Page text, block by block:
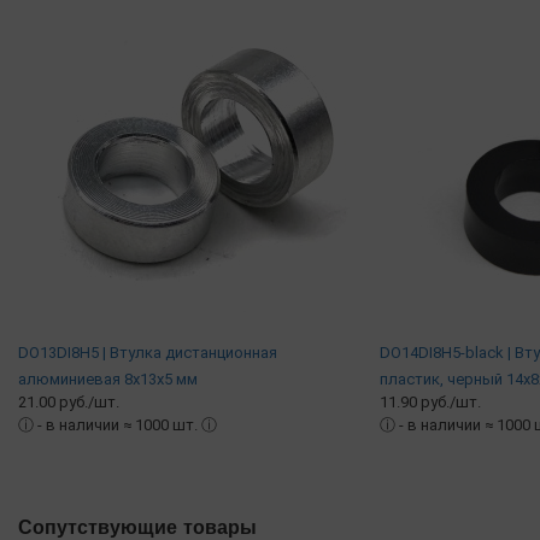
DO13DI8H5 | Втулка дистанционная
алюминиевая 8х13х5 мм
21.00 руб./шт.
ⓘ - в наличии ≈ 1000 шт. ⓘ
DO14DI8H5-black |
пластик, черный
11.90 руб./шт.
ⓘ - в наличии ≈ 1000
Сопутствующие товары